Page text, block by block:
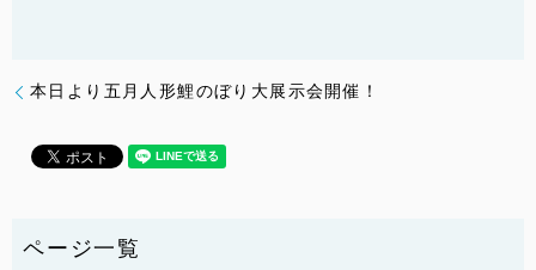
本日より五月人形鯉のぼり大展示会開催！